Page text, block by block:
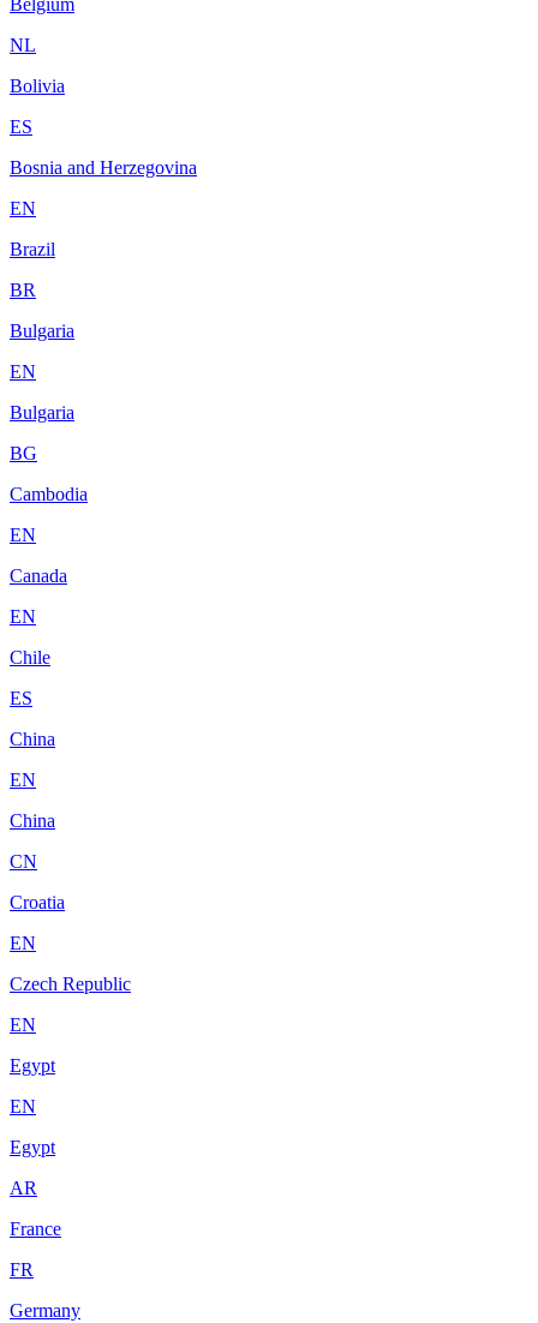
NL
Bolivia
ES
Bosnia and Herzegovina
EN
Brazil
BR
Bulgaria
EN
Bulgaria
BG
Cambodia
EN
Canada
EN
Chile
ES
China
EN
China
CN
Croatia
EN
Czech Republic
EN
Egypt
EN
Egypt
AR
France
FR
Germany